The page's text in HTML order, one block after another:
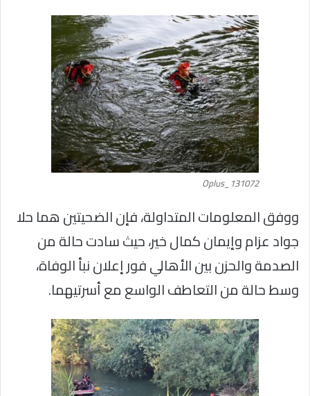
Oplus_131072
ووفق المعلومات المتداولة، فإن الضحيتين هما حلا
جواد عزام وإيمان كمال خير، حيث سادت حالة من
الصدمة والحزن بين الأهالي فور إعلان نبأ الوفاة،
وسط حالة من التعاطف الواسع مع أسرتيهما.